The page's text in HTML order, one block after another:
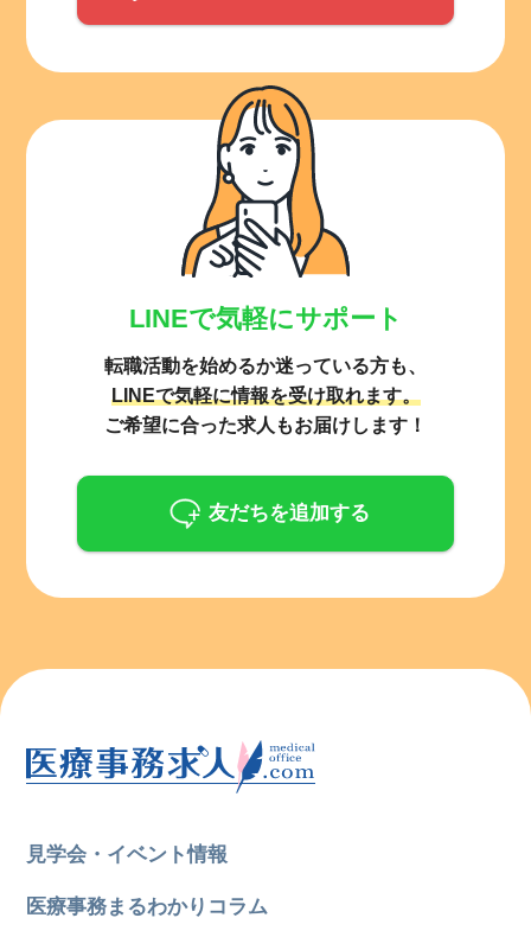
LINEで気軽にサポート
転職活動を始めるか迷っている方も、
LINEで気軽に情報を受け取れます。
ご希望に合った求人もお届けします！
友だちを追加する
見学会・イベント情報
医療事務まるわかりコラム